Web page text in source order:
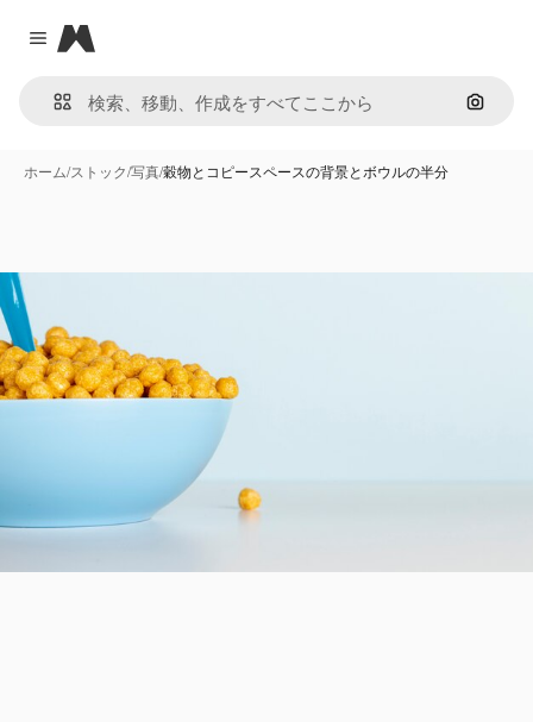
Close menu
Magnific
画像で
ホーム/ストック/写真/穀物とコピースペースの背景とボウルの半分